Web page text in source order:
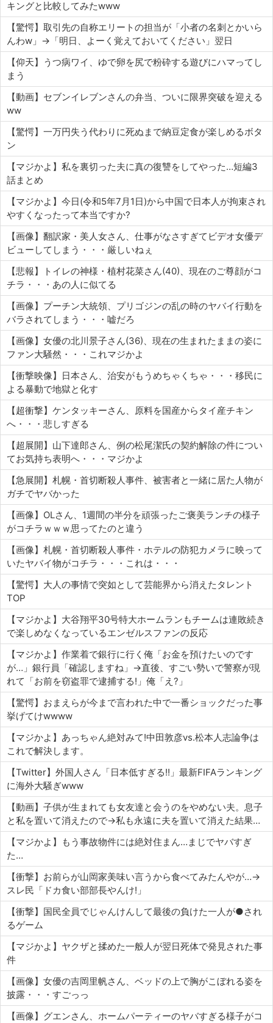
キングと比較してみたwww
【驚愕】取引先の自称エリートの担当が「小者の名刺とかいら
んわw」→「明日、よーく覚えておいてください」翌日
【仰天】うつ病ワイ、ゆで卵を尻で粉砕する遊びにハマってし
まう
【動画】セブンイレブンさんの弁当、ついに限界突破を迎える
ww
【驚愕】一万円失う代わりに死ぬまで納豆定食が楽しめるボタ
ン
【マジかよ】私を裏切った夫に真の復讐をしてやった…短編3
話まとめ
【マジかよ】今日(令和5年7月1日)から中国で日本人が拘束され
やすくなったって本当ですか?
【画像】翻訳家・美人女さん、仕事がなさすぎてビデオ女優デ
ビューしてしまう・・・厳しいねぇ
【悲報】トイレの神様・植村花菜さん(40)、現在のご尊顔がコ
チラ・・・あの人に似てる
【画像】プーチン大統領、プリゴジンの乱の時のヤバイ行動を
バラされてしまう・・・嘘だろ
【画像】女優の北川景子さん(36)、現在の生まれたままの姿に
ファン大騒然・・・これマジかよ
【衝撃映像】日本さん、治安がもうめちゃくちゃ・・・移民に
よる暴動で地獄と化す
【超衝撃】ケンタッキーさん、原料を国産からタイ産チキン
へ・・・悲しすぎる
【超展開】山下達郎さん、例の松尾潔氏の契約解除の件につい
てお気持ち表明へ・・・マジかよ
【急展開】札幌・首切断殺人事件、被害者と一緒に居た人物が
ガチでヤバかった
【画像】OLさん、1週間の半分を頑張ったご褒美ランチの様子
がコチラｗｗｗ思ってたのと違う
【画像】札幌・首切断殺人事件・ホテルの防犯カメラに映って
いたヤバイ物がコチラ・・・これは・・・
【驚愕】大人の事情で突如として芸能界から消えたタレント
TOP
【マジかよ】大谷翔平30号特大ホームランもチームは連敗続き
で楽しめなくなっているエンゼルスファンの反応
【マジかよ】作業着で銀行に行く俺「お金を預けたいのです
が…」銀行員「確認しますね」→直後、すごい勢いで警察が現
れて「お前を窃盗罪で逮捕する!」俺「え?」
【驚愕】おまえらが今まで言われた中で一番ショックだった事
挙げてけwwww
【マジかよ】あっちゃん絶対みて!中田敦彦vs.松本人志論争は
これで解決します。
【Twitter】外国人さん「日本低すぎる!!」最新FIFAランキング
に海外大騒ぎwww
【動画】子供が生まれても女友達と会うのをやめない夫。息子
と私を置いて消えたので→私も永遠に夫を置いて消えた結果…
【マジかよ】もう事故物件には絶対住まん…まじでヤバすぎ
た…
【衝撃】お前らが山岡家美味い言うから食べてみたんやが…→
スレ民「ドカ食い部部長やんけ!」
【衝撃】国民全員でじゃんけんして最後の負けた一人が●され
るゲーム
【マジかよ】ヤクザと揉めた一般人が翌日死体で発見された事
件
【画像】女優の吉岡里帆さん、ベッドの上で胸がこぼれる姿を
披露・・・すごっっ
【画像】グエンさん、ホームパーティーのヤバすぎる様子がコ